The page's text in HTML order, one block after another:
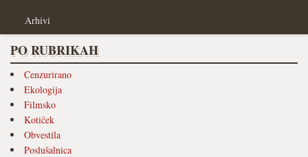
Arhivi
PO RUBRIKAH
Cenzurirano
Ekologija
Filmsko
Kotiček
Obvestila
Poslušalnica